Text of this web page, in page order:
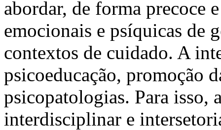
abordar, de forma precoce
emocionais e psíquicas de
contextos de cuidado. A
psicoeducação, promoção
psicopatologias. Para isso,
interdisciplinar e